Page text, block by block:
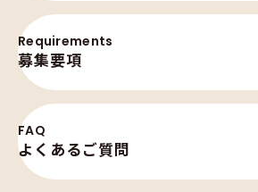
Requirements
募集要項
FAQ
よくあるご質問